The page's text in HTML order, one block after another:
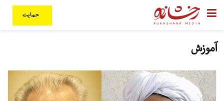
حمایت
آموزش